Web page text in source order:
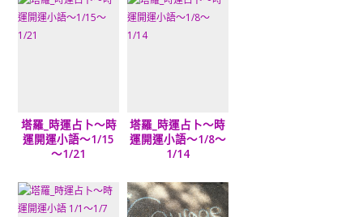
塔羅_時運占卜～時
運開運小語～1/15
～1/21
塔羅_時運占卜～時
運開運小語～1/8～
1/14